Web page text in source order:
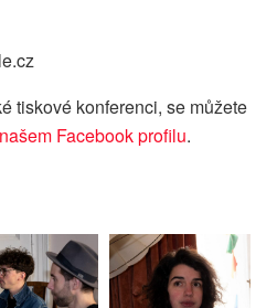
tiskové konferenci, se můžete
Facebook profilu.